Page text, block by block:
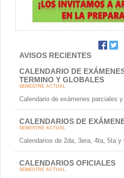
AVISOS RECIENTES
CALENDARIO DE
TERMINO Y GLOBALES
SEMESTRE ACTUAL
Calendario de exámenes parciales
CALENDARIOS DE
SEMESTRE ACTUAL
Calendarios de 2da, 3era, 4ta, 5ta y
CALENDARIOS OFICIALES
SEMESTRE ACTUAL